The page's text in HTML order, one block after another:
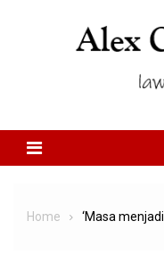
Home ‘Masa